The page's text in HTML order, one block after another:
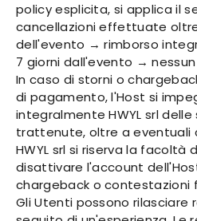
policy esplicita, si applica il
cancellazioni effettuate
dell'evento → rimborso
7 giorni dall'evento →
In caso di storni o
di pagamento, l'Host si
integralmente HWYL srl
trattenute, oltre a eventuali
HWYL srl si riserva la facoltà
disattivare l'account
chargeback o contestazioni
Gli Utenti possono rilasciare